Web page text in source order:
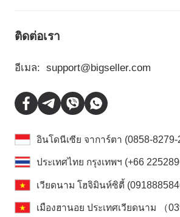
ติดต่อเรา
อีเมล: support@bigseller.com
อินโดนีเซีย จาการ์ตา (0858-8279-
ประเทศไทย กรุงเทพฯ (+66
เวียดนาม โฮจิมินห์ซิตี้
เมืองฮานอย ประเทศเวียดนาม （